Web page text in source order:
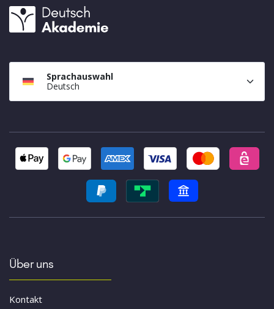
Sprachauswahl
Deutsch
Über uns
Kontakt